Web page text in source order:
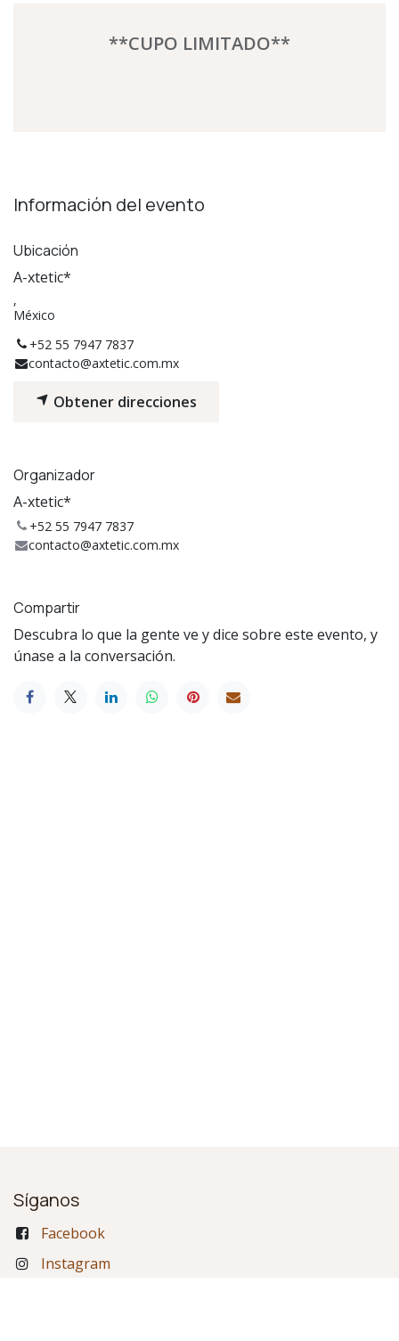
**CUPO LIMITADO**
Información del evento
Ubicación
A-xtetic*
,
México
+52 55 7947 7837
contacto@axtetic.com.mx
Obtener direcciones
Organizador
A-xtetic*
+52 55 7947 7837
contacto@axtetic.com.mx
Compartir
Descubra lo que la gente ve y dice sobre este evento, y
únase a la conversación.
Síganos
Facebook
Instagram